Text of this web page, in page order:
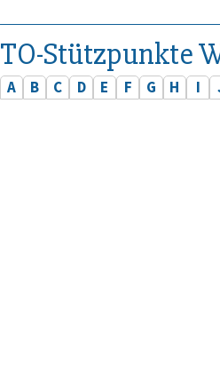
TO-Stützpunkte
A B C D E F G H I